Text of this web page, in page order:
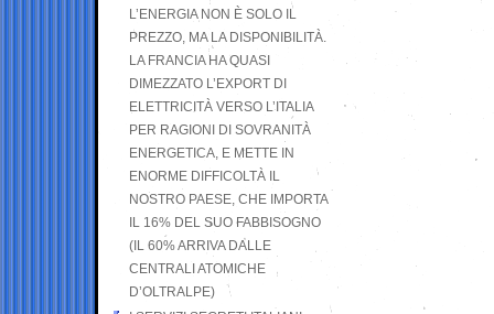
L’ENERGIA NON È SOLO IL
PREZZO, MA LA DISPONIBILITÀ.
LA FRANCIA HA QUASI
DIMEZZATO L’EXPORT DI
ELETTRICITÀ VERSO L’ITALIA
PER RAGIONI DI SOVRANITÀ
ENERGETICA, E METTE IN
ENORME DIFFICOLTÀ IL
NOSTRO PAESE, CHE IMPORTA
IL 16% DEL SUO FABBISOGNO
(IL 60% ARRIVA DALLE
CENTRALI ATOMICHE
D’OLTRALPE)